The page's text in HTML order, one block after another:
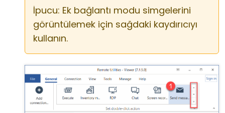
İpucu: Ek bağlantı modu simgelerini
görüntülemek için sağdaki kaydırıcıyı
kullanın.